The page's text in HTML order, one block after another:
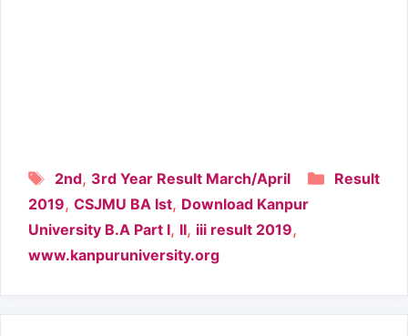
Result
Tags
2nd, 3rd Year Result March/April
2019, CSJMU BA Ist, Download Kanpur
University B.A Part I, II, iii result 2019,
www.kanpuruniversity.org